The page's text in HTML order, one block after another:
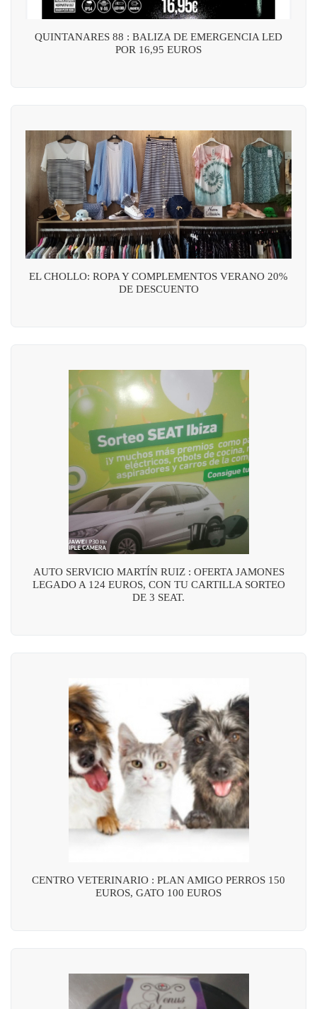
QUINTANARES 88 : BALIZA DE EMERGENCIA LED
POR 16,95 EUROS
EL CHOLLO: ROPA Y COMPLEMENTOS VERANO 20%
DE DESCUENTO
AUTO SERVICIO MARTÍN RUIZ : OFERTA JAMONES
LEGADO A 124 EUROS, CON TU CARTILLA SORTEO
DE 3 SEAT.
CENTRO VETERINARIO : PLAN AMIGO PERROS 150
EUROS, GATO 100 EUROS